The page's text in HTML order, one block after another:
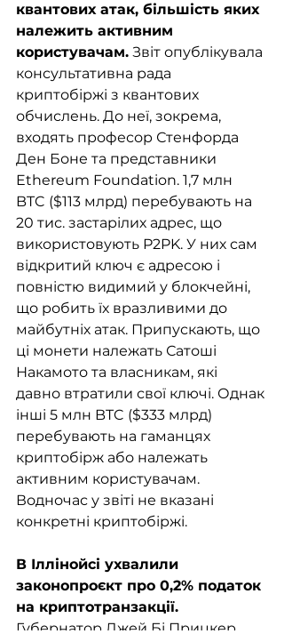
квантових атак, більшість яких
належить активним
користувачам. Звіт опублікувала
консультативна рада
криптобіржі з квантових
обчислень. До неї, зокрема,
входять професор Стенфорда
Ден Боне та представники
Ethereum Foundation. 1,7 млн
BTC ($113 млрд) перебувають на
20 тис. застарілих адрес, що
використовують P2PK. У них сам
відкритий ключ є адресою і
повністю видимий у блокчейні,
що робить їх вразливими до
майбутніх атак. Припускають, що
ці монети належать Сатоші
Накамото та власникам, які
давно втратили свої ключі. Однак
інші 5 млн BTC ($333 млрд)
перебувають на гаманцях
криптобірж або належать
активним користувачам.
Водночас у звіті не вказані
конкретні криптобіржі.
В Іллінойсі ухвалили
законопроєкт про 0,2% податок
на криптотранзакції.
Губернатор Джей Бі Прицкер